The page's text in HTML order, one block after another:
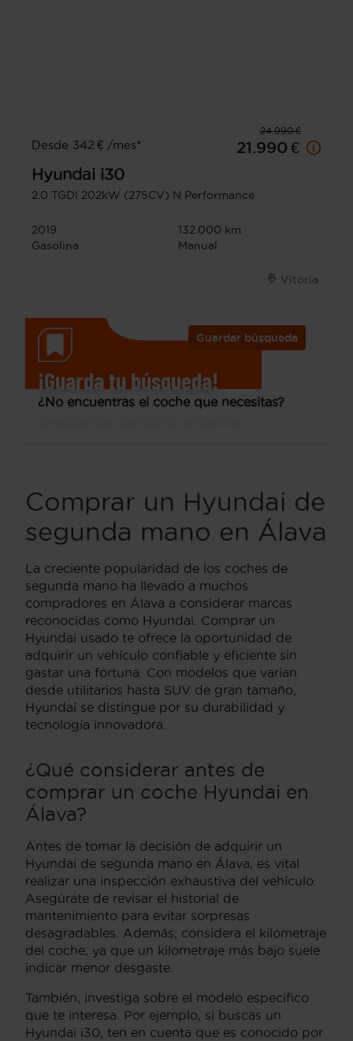
24.990 €
Desde 342 € /mes*
21.990 €
Hyundai i30
2.0 TGDI 202kW (275CV) N Performance
2019
132.000 km
Gasolina
Manual
Vitoria
Guardar búsqueda
¡Guarda tu búsqueda!
¿No encuentras el coche que necesitas?
Comprar un Hyundai de
segunda mano en Álava
La creciente popularidad de los coches de
segunda mano ha llevado a muchos
compradores en Álava a considerar marcas
reconocidas como Hyundai. Comprar un
Hyundai usado te ofrece la oportunidad de
adquirir un vehículo confiable y eficiente sin
gastar una fortuna. Con modelos que varían
desde utilitarios hasta SUV de gran tamaño,
Hyundai se distingue por su durabilidad y
tecnología innovadora.
¿Qué considerar antes de
comprar un coche Hyundai en
Álava?
Antes de tomar la decisión de adquirir un
Hyundai de segunda mano en Álava, es vital
realizar una inspección exhaustiva del vehículo.
Asegúrate de revisar el historial de
mantenimiento para evitar sorpresas
desagradables. Además, considera el kilometraje
del coche, ya que un kilometraje más bajo suele
indicar menor desgaste.
También, investiga sobre el modelo específico
que te interesa. Por ejemplo, si buscas un
Hyundai i30, ten en cuenta que es conocido por